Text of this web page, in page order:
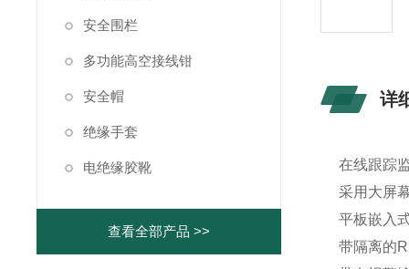
安全围栏
多功能高空接线钳
安全帽
绝缘手套
电绝缘胶靴
查看全部产品 >>
详
在线跟踪
采用大屏
平板嵌入
带隔离的